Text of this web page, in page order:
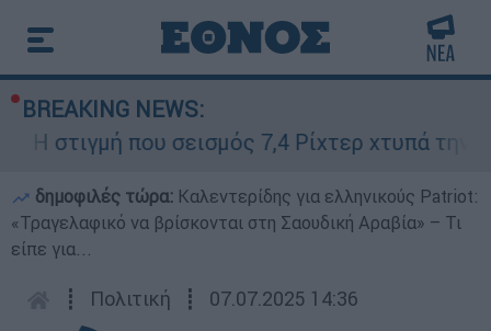
BREAKING NEWS:
που σεισμός 7,4 Ρίχτερ χτυπά την
δημοφιλές τώρα: Καλεντερίδης για ελληνικούς Patriot:
«Τραγελαφικό να βρίσκονται στη Σαουδική Αραβία» – Τι
είπε για...
┋ Πολιτική ┋ 07.07.2025 14:36